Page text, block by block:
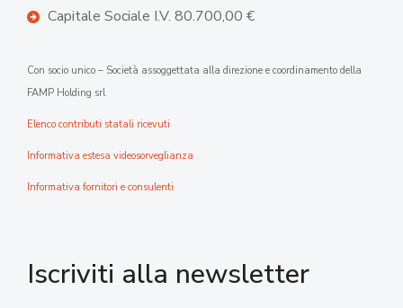
Capitale Sociale I.V. 80.700,00 €
Con socio unico – Società assoggettata alla direzione e coordinamento della
FAMP Holding srl
Elenco contributi statali ricevuti
Informativa estesa videosorveglianza
Informativa fornitori e consulenti
Iscriviti alla newsletter